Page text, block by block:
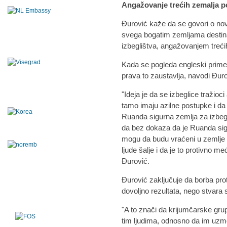
Angažovanje trećih zemalja
Đurović kaže da se govori o
svega bogatim zemljama
izbeglištva, angažovanjem
Kada se pogleda engleski
prava to zaustavlja, navodi
"Ideja je da se izbeglice
tamo imaju azilne postupke i
Ruanda sigurna zemlja za
da bez dokaza da je Ruanda
mogu da budu vraćeni u
ljude šalje i da je to protivno
Đurović.
Đurović zaključuje da borba
dovoljno rezultata, nego stvara
"A to znači da krijumčarske
tim ljudima, odnosno da im